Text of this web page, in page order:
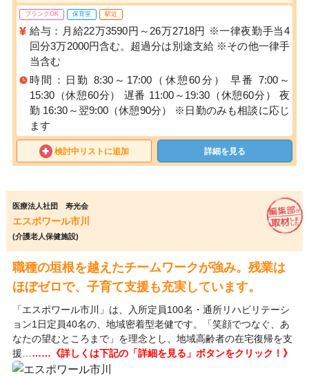
ブランクOK 保育室 駅近
給与：月給22万3590円～26万2718円 ※一律夜勤手当4
回分3万2000円含む。超過分は別途支給 ※その他一律手
当含む
時間：日勤 8:30～17:00（休憩60分） 早番 7:00～
15:30（休憩60分） 遅番 11:00～19:30（休憩60分） 夜
勤 16:30～翌9:00（休憩90分） ※日勤のみも相談に応じ
ます
検討中リストに追加 詳細を見る
医療法人社団 寿光会
エスポワール市川
(介護老人保健施設)
職種の垣根を越えたチームワークが強み。残業は
ほぼゼロで、子育て支援も充実しています。
「エスポワール市川」は、入所定員100名・通所リハビリテーシ
ョン1日定員40名の、地域密着型老健です。「笑顔でつなぐ、あ
なたの望むところまで」を理念とし、地域高齢者の在宅復帰を支
援… ……《詳しくは下記の「詳細を見る」ボタンをクリック！》